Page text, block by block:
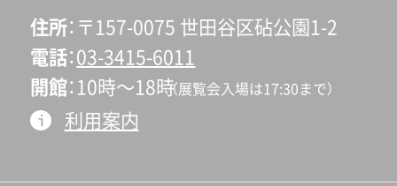
ら区立小学校と協力し、小学4
年生に向けた美術鑑賞教室、
出張授業といった連携事業を
全国でもいち早く行ってきま
した。これらの活動に携わる
住所 〒157-0075 世田谷区砧公園1-2
電話 03-3415-6011
開館 10時〜18時（展覧会入場は17:30まで）
利用案内